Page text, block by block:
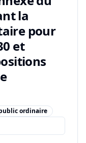
la
pour
et
ordinaire